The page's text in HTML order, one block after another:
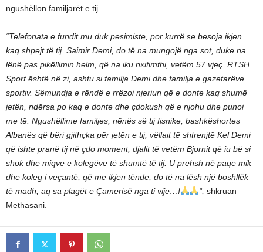
ngushëllon familjarët e tij.
“Telefonata e fundit mu duk pesimiste, por kurrë se besoja ikjen
kaq shpejt të tij. Saimir Demi, do të na mungojë nga sot, duke na
lënë pas pikëllimin helm, që na iku nxitimthi, vetëm 57 vjeç. RTSH
Sport është në zi, ashtu si familja Demi dhe familja e gazetarëve
sportiv. Sëmundja e rëndë e rrëzoi njeriun që e donte kaq shumë
jetën, ndërsa po kaq e donte dhe çdokush që e njohu dhe punoi
me të. Ngushëllime familjes, nënës së tij fisnike, bashkëshortes
Albanës që bëri gjithçka për jetën e tij, vëllait të shtrenjtë Kel Demi
që ishte pranë tij në çdo moment, djalit të vetëm Bjornit që iu bë si
shok dhe miqve e kolegëve të shumtë të tij. U prehsh në paqe mik
dhe koleg i veçantë, që me ikjen tënde, do të na lësh një boshllëk
të madh, aq sa plagët e Çamerisë nga ti vije…!
“, shkruan
Methasani.